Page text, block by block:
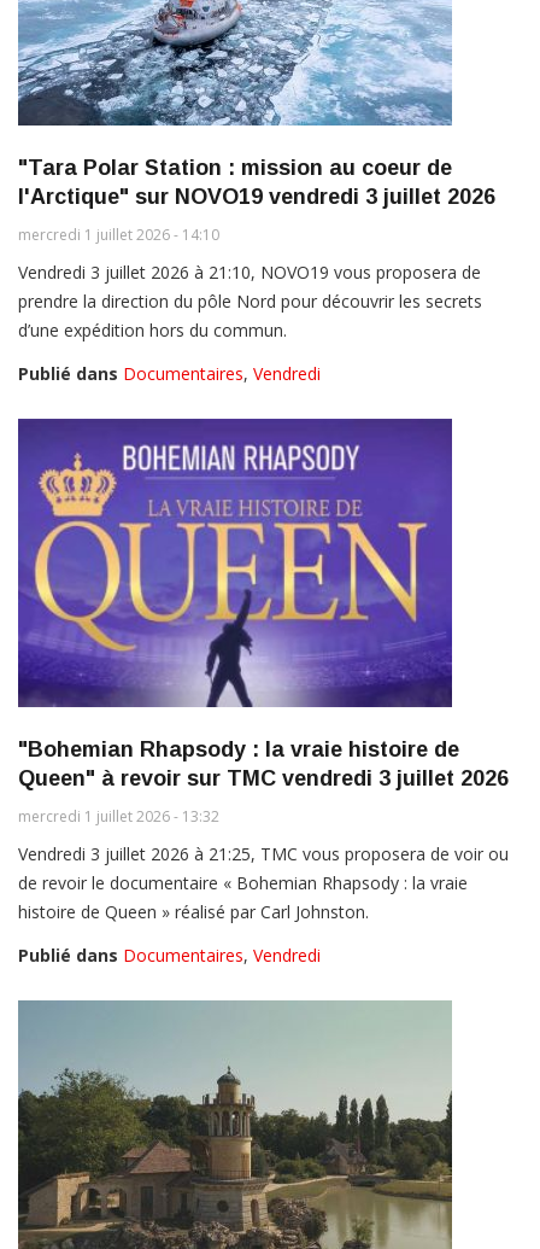
"Tara Polar Station : mission au coeur de
l'Arctique" sur NOVO19 vendredi 3 juillet 2026
mercredi 1 juillet 2026 - 14:10
Vendredi 3 juillet 2026 à 21:10, NOVO19 vous proposera de
prendre la direction du pôle Nord pour découvrir les secrets
d’une expédition hors du commun.
Publié dans Documentaires, Vendredi
"Bohemian Rhapsody : la vraie histoire de
Queen" à revoir sur TMC vendredi 3 juillet 2026
mercredi 1 juillet 2026 - 13:32
Vendredi 3 juillet 2026 à 21:25, TMC vous proposera de voir ou
de revoir le documentaire « Bohemian Rhapsody : la vraie
histoire de Queen » réalisé par Carl Johnston.
Publié dans Documentaires, Vendredi